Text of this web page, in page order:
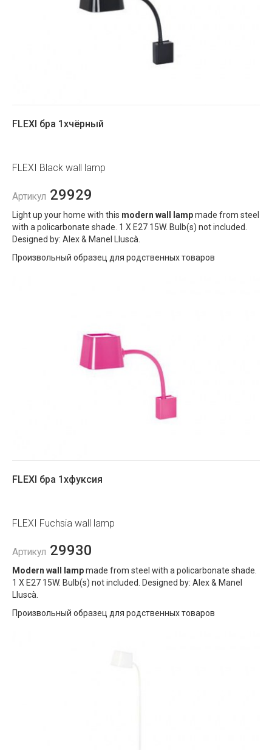
FLEXI бра 1xчёрный
FLEXI Black wall lamp
Артикул 29929
Light up your home with this modern wall lampmade from steel
with a policarbonate shade. 1 X E27 15W. Bulb(s) not included.
Designed by: Alex & Manel Lluscà.
Произвольный образец для родственных товаров
FLEXI бра 1xфуксия
FLEXI Fuchsia wall lamp
Артикул 29930
Modern wall lampmade from steel with a policarbonate shade.
1 X E27 15W. Bulb(s) not included. Designed by: Alex & Manel
Lluscà.
Произвольный образец для родственных товаров